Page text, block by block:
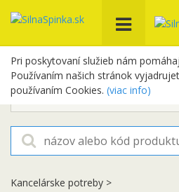
Pri poskytovaní služieb nám
Používaním našich stránok
používaním Cookies. (viac info)
+421 948
Kancelárske potreby >